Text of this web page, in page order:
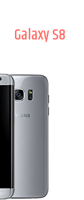
Galaxy S8